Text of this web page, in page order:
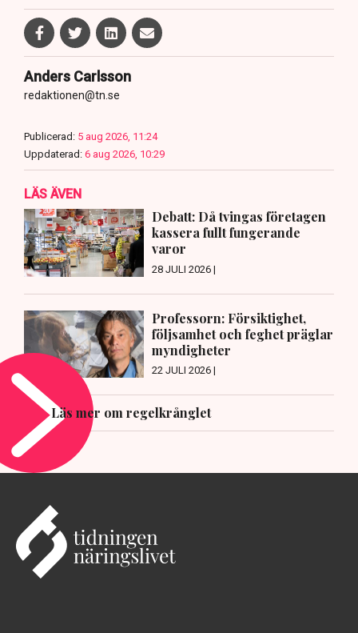
Anders Carlsson
redaktionen@tn.se
Publicerad: 5 aug 2026, 11:24
Uppdaterad: 6 aug 2026, 10:29
LÄS ÄVEN
Debatt: Då tvingas företagen
kassera fullt fungerande
varor
28 JULI 2026 |
Professorn: Försiktighet,
följsamhet och feghet präglar
myndigheter
22 JULI 2026 |
Läs mer om regelkrånglet